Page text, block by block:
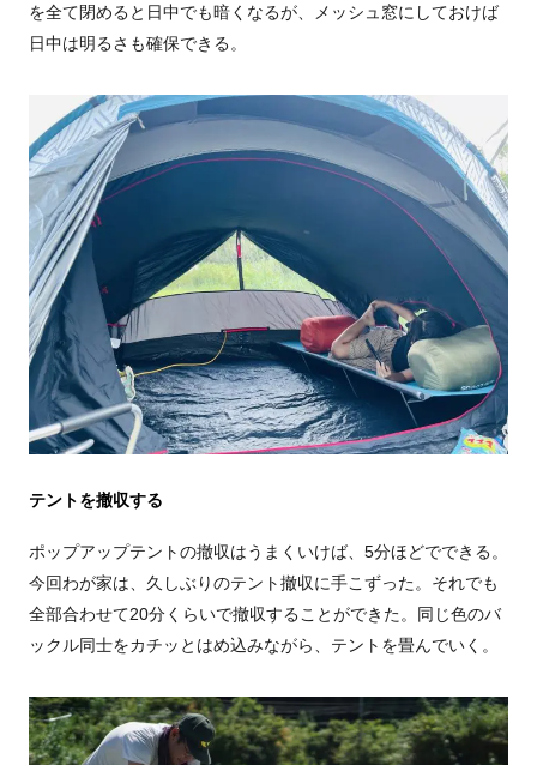
を全て閉めると日中でも暗くなるが、メッシュ窓にしておけば
日中は明るさも確保できる。
テントを撤収する
ポップアップテントの撤収はうまくいけば、5分ほどでできる。
今回わが家は、久しぶりのテント撤収に手こずった。それでも
全部合わせて20分くらいで撤収することができた。同じ色のバ
ックル同士をカチッとはめ込みながら、テントを畳んでいく。